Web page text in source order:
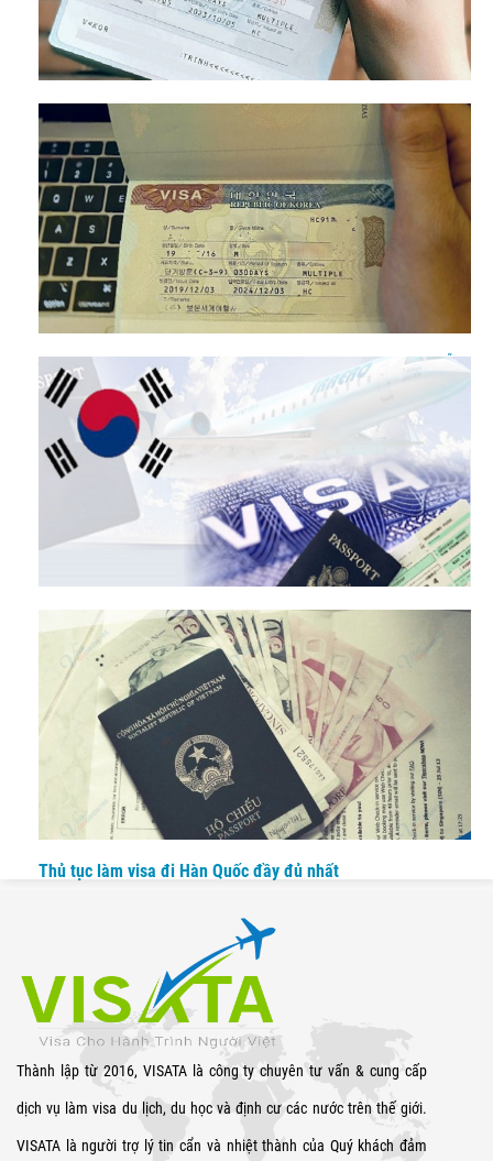
Visa thăm thân Hàn Quốc có được đi làm không?
Đi Hàn Quốc có cần visa không? Trường hợp nào được miễn
visa?
Kinh nghiệm làm visa du lịch Hàn Quốc nhanh chóng
Thủ tục làm visa đi Hàn Quốc đầy đủ nhất
Thành lập từ 2016, VISATA là công ty chuyên tư vấn & cung cấp
dịch vụ làm visa du lịch, du học và định cư các nước trên thế giới.
VISATA là người trợ lý tin cẩn và nhiệt thành của Quý khách đảm